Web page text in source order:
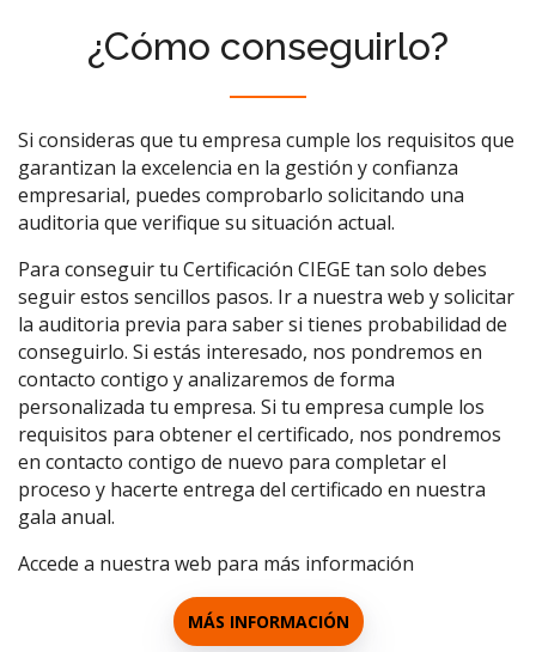
¿Cómo conseguirlo?
Si consideras que tu empresa cumple los requisitos que
garantizan la excelencia en la gestión y confianza
empresarial, puedes comprobarlo solicitando una
auditoria que verifique su situación actual.
Para conseguir tu Certificación CIEGE tan solo debes
seguir estos sencillos pasos. Ir a nuestra web y solicitar
la auditoria previa para saber si tienes probabilidad de
conseguirlo. Si estás interesado, nos pondremos en
contacto contigo y analizaremos de forma
personalizada tu empresa. Si tu empresa cumple los
requisitos para obtener el certificado, nos pondremos
en contacto contigo de nuevo para completar el
proceso y hacerte entrega del certificado en nuestra
gala anual.
Accede a nuestra web para más información
MÁS INFORMACIÓN